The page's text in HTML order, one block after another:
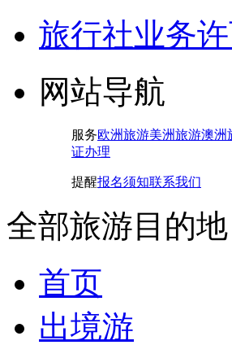
旅行社业务
网站导航
服务欧洲旅游美洲旅游澳洲
证办理
提醒报名须知联系我们
全部旅游目的地
首页
出境游